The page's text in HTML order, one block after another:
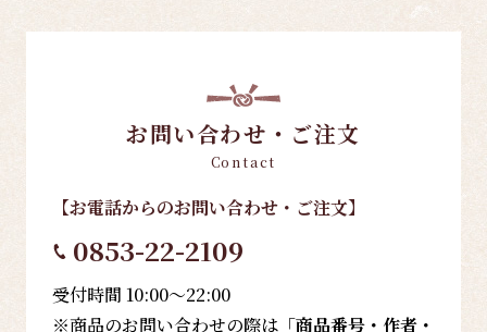
お問い合わせ・ご注文
Contact
【お電話からのお問い合わせ・ご注文】
0853-22-2109
受付時間 10:00～22:00
※商品のお問い合わせの際は「商品番号・作者・